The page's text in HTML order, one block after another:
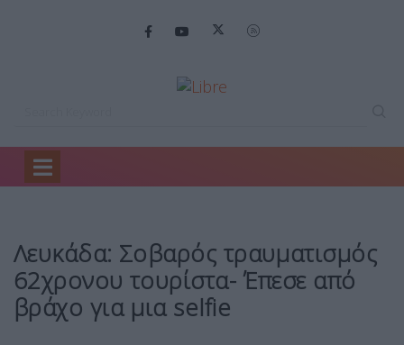
Home
Λευκάδα: Σοβαρός τραυματισμός…
Λευκάδα: Σοβαρός τραυματισμός
62χρονου τουρίστα- Έπεσε από
βράχο για μια selfie